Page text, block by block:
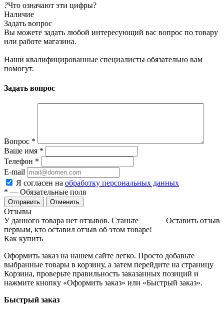
?Что означают эти цифры?
Наличие
Задать вопрос
Вы можете задать любой интересующий вас вопрос по товару
или работе магазина.
Наши квалифицированные специалисты обязательно вам
помогут.
Задать вопрос
Вопрос *
Ваше имя *
Телефон *
E-mail
Я согласен на обработку персональных данных
* — Обязательные поля
Отменить
Отзывы
Оставить отзыв
У данного товара нет отзывов. Станьте
первым, кто оставил отзыв об этом товаре!
Как купить
Оформить заказ на нашем сайте легко. Просто добавьте
выбранные товары в корзину, а затем перейдите на страницу
Корзина, проверьте правильность заказанных позиций и
нажмите кнопку «Оформить заказ» или «Быстрый заказ».
Быстрый заказ